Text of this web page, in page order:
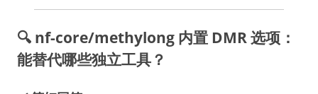
🔍 nf-core/methylong 内置 DMR 选项：
能替代哪些独立工具？